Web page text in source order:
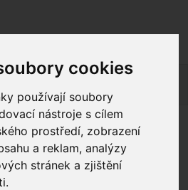
cookies
používají soubory
nástroje s cílem
prostředí, zobrazení
a reklam, analýzy
stránek a zjištění
je Náš internetový obchod v
on-line nyní nelze vyřídit.